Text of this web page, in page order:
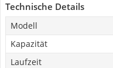
Technische Details
Modell
Kapazität
Laufzeit